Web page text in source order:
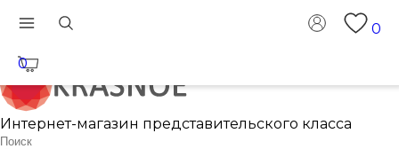
0
0
Интернет-магазин представительского класса